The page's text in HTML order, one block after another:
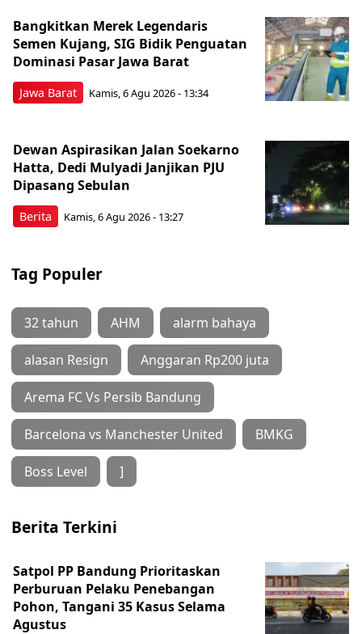
Jawa Barat
Bangkitkan Merek Legendaris
Semen Kujang, SIG Bidik Penguatan
Dominasi Pasar Jawa Barat
Kamis, 6 Agu 2026 - 13:34
Berita
Dewan Aspirasikan Jalan Soekarno
Hatta, Dedi Mulyadi Janjikan PJU
Dipasang Sebulan
Kamis, 6 Agu 2026 - 13:27
Tag Populer
32 tahun AHM alarm bahaya
alasan Resign Anggaran Rp200 juta
Arema FC Vs Persib Bandung
Barcelona vs Manchester United BMKG
Boss Level ]
Berita Terkini
Satpol PP Bandung Prioritaskan
Perburuan Pelaku Penebangan
Pohon, Tangani 35 Kasus Selama
Agustus